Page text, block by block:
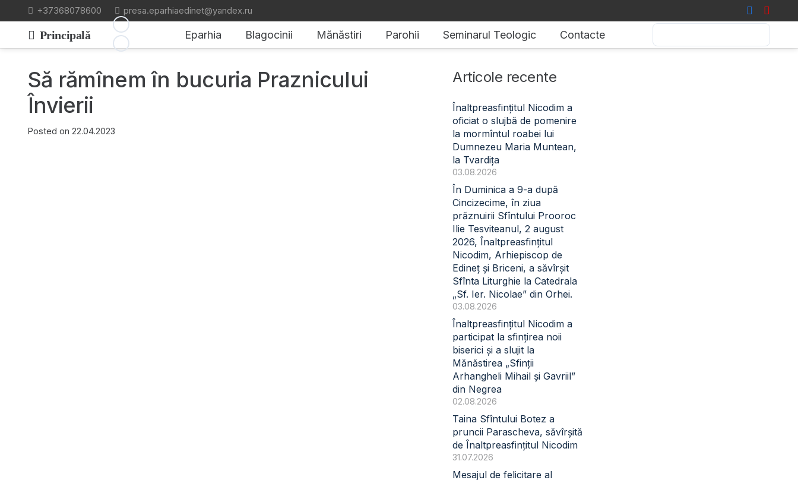
+37368078600 presa.eparhiaedinet@yandex.ru
Principală Eparhia Blagocinii Mănăstiri Parohii Seminarul Teologic Contacte
Să rămînem în bucuria Praznicului
Învierii
Posted on 22.04.2023
Articole recente
Înaltpreasfințitul Nicodim a
oficiat o slujbă de pomenire
la mormîntul roabei lui
Dumnezeu Maria Muntean,
la Tvardița
03.08.2026
În Duminica a 9-a după
Cincizecime, în ziua
prăznuirii Sfîntului Prooroc
Ilie Tesviteanul, 2 august
2026, Înaltpreasfințitul
Nicodim, Arhiepiscop de
Edineț și Briceni, a săvîrșit
Sfînta Liturghie la Catedrala
„Sf. Ier. Nicolae” din Orhei.
03.08.2026
Înaltpreasfințitul Nicodim a
participat la sfințirea noii
biserici și a slujit la
Mănăstirea „Sfinții
Arhangheli Mihail și Gavriil”
din Negrea
02.08.2026
Taina Sfîntului Botez a
pruncii Parascheva, săvîrșită
de Înaltpreasfințitul Nicodim
31.07.2026
Mesajul de felicitare al